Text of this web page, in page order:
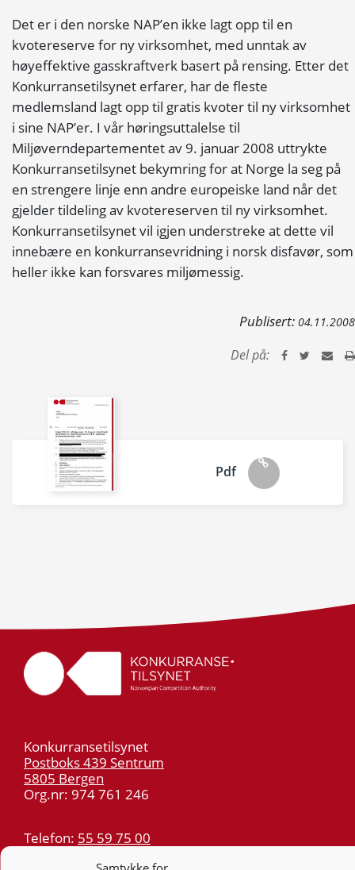
Det er i den norske NAP’en ikke lagt opp til en
kvotereserve for ny virksomhet, med unntak av
høyeffektive gasskraftverk basert på rensing. Etter det
Konkurransetilsynet erfarer, har de fleste
medlemsland lagt opp til gratis kvoter til ny virksomhet
i sine NAP’er. I vår høringsuttalelse til
Miljøverndepartementet av 9. januar 2008 uttrykte
Konkurransetilsynet bekymring for at Norge la seg på
en strengere linje enn andre europeiske land når det
gjelder tildeling av kvotereserven til ny virksomhet.
Konkurransetilsynet vil igjen understreke at dette vil
innebære en konkurransevridning i norsk disfavør, som
heller ikke kan forsvares miljømessig.
Publisert: 04.11.2008
Del på:
Pdf
Konkurransetilsynet
Postboks 439 Sentrum
5805 Bergen
Org.nr: 974 761 246
Telefon: 55 59 75 00